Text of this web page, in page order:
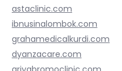
astaclinic.com
ibnusinalombok.com
grahamedicalkurdi.com
dyanzacare.com